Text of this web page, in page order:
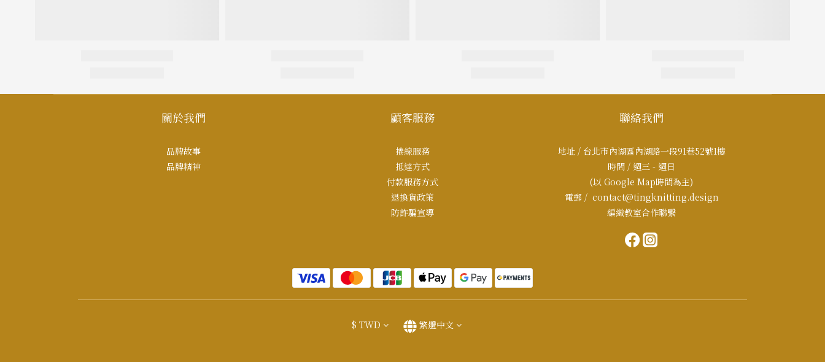
關於我們
品牌故事
品牌精神
顧客服務
捲線服務
抵達方式
付款服務方式
退換貨政策
防詐騙宣導
聯絡我們
地址 / 台北市內湖區內湖路一段91巷52號1樓
時間 / 週三 - 週日
(以 Google Map時間為主)
電郵 / contact@tingknitting.design
編織教室合作聯繫
$ TWD 繁體中文